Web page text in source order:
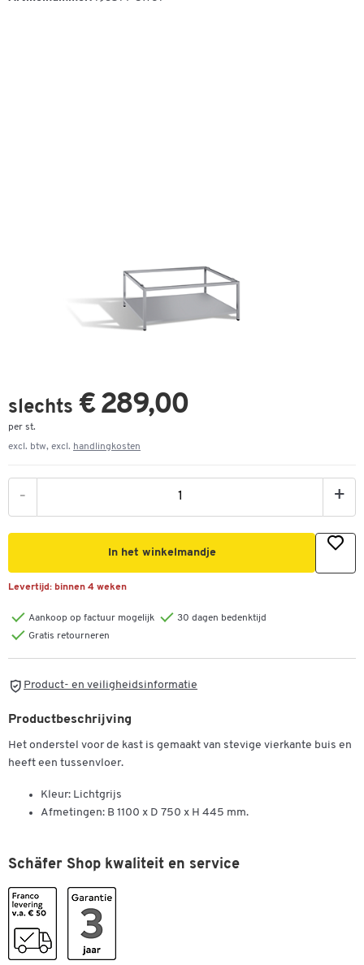
slechts € 289,00
per st.
excl. btw, excl. handlingkosten
- +
In het winkelmandje
Levertijd: binnen 4 weken
Aankoop op factuur mogelijk
30 dagen bedenktijd
Gratis retourneren
Product- en veiligheidsinformatie
Productbeschrijving
Het onderstel voor de kast is gemaakt van stevige vierkante buis en
heeft een tussenvloer.
Kleur: Lichtgrijs
Afmetingen: B 1100 x D 750 x H 445 mm.
Schäfer Shop kwaliteit en service